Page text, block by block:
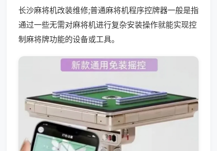
长沙麻将机改装维修;普通麻将机程序控牌器一般是指
通过一些无需对麻将机进行复杂安装操作就能实现控
制麻将牌功能的设备或工具。